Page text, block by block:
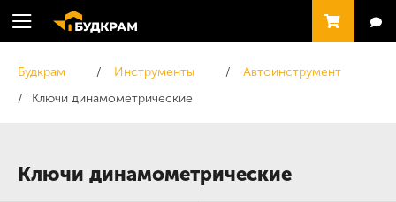
Ключи динамометрические
Будкрам Инструменты
Автоинструмент
Ключи динамометрические